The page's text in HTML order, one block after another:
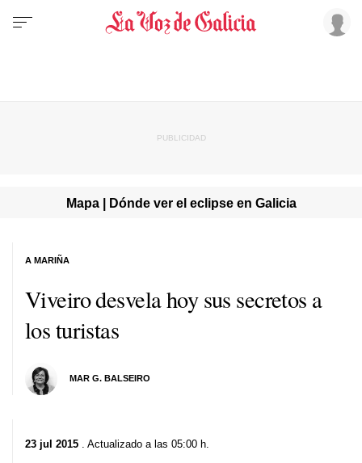
Mapa | Dónde ver el eclipse en Galicia
Viveiro desvela hoy sus secretos a
los turistas
MAR G. BALSEIRO
A MARIÑA
23 jul 2015 . Actualizado a las 05:00 h.